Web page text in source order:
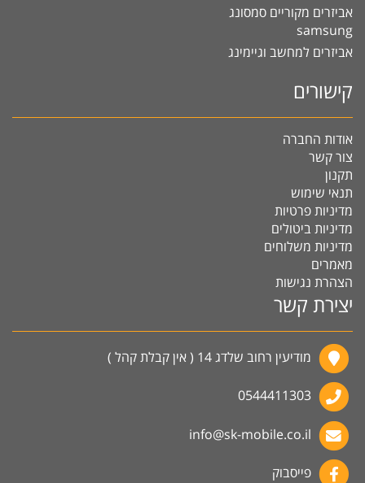
אביזרים מקוריים סמסונג
samsung
אביזרים למחשב וגיימינג
קישורים
אודות החברה
צור קשר
תקנון
תנאי שימוש
מדיניות פרטיות
מדיניות ביטולים
מדיניות משלוחים
מאמרים
הצהרת נגישות
יצירת קשר
מודיעין רחוב שלדג 14 ( אין קבלת קהל )
0544411303
info@sk-mobile.co.il
פייסבוק